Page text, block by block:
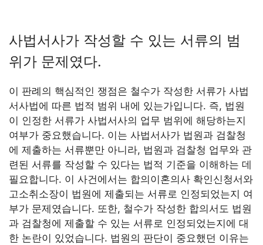
사법서사가 작성할 수 있는 서류의 범
위가 문제였다.
이 판례의 핵심적인 쟁점은 철수가 작성한 서류가 사법
서사법에 따른 법적 범위 내에 있는가입니다. 즉, 법원
이 인정한 서류가 사법서사의 업무 범위에 해당하는지
여부가 중요했습니다. 이는 사법서사가 법원과 검찰청
에 제출하는 서류뿐만 아니라, 법원과 검찰청 업무와 관
련된 서류를 작성할 수 있다는 법적 기준을 이해하는 데
필요합니다. 이 사건에서는 합의이혼의사 확인신청서와
고소취소장이 법원에 제출되는 서류로 인정되었는지 여
부가 문제였습니다. 또한, 철수가 작성한 합의서도 법원
과 검찰청에 제출할 수 있는 서류로 인정되었는지에 대
한 논란이 있었습니다. 법원의 판단이 중요했던 이유는